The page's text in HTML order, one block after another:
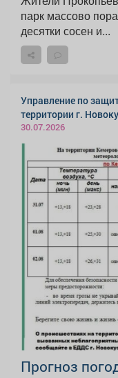
парк массово
десятки сосен и...
Управление по
территории г.
30.07.2026
Прогноз